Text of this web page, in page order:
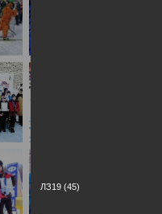
ЛЗ19 (45)